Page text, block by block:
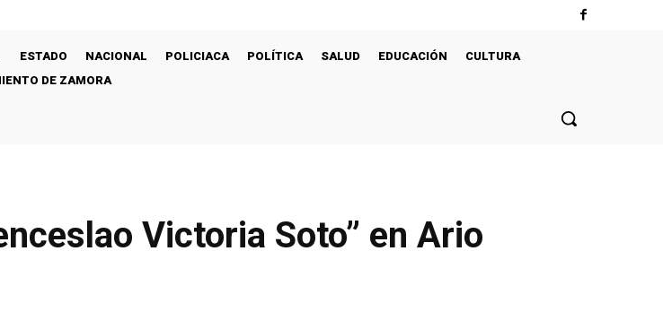
ESTADO NACIONAL POLICIACA POLÍTICA SALUD EDUCACIÓN
CULTURA
DE ZAMORA
Victoria Soto” en Ario